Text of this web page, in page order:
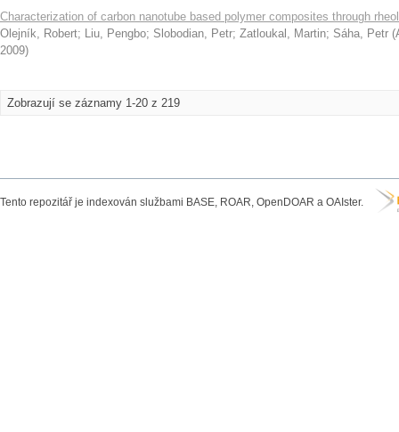
Characterization of carbon nanotube based polymer composites through
Olejník, Robert; Liu, Pengbo; Slobodian, Petr; Zatloukal, Martin; Sáha, Petr (
2009)
Zobrazují se záznamy 1-20 z 219
Tento repozitář je indexován službami BASE, ROAR, OpenDOAR a OAIster.